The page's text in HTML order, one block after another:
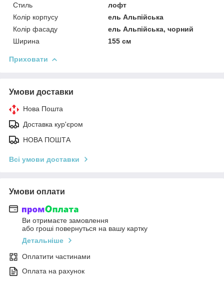
Стиль
лофт
Колір корпусу
ель Альпійська
Колір фасаду
ель Альпійська, чорний
Ширина
155 см
Приховати
Умови доставки
Нова Пошта
Доставка кур'єром
НОВА ПОШТА
Всі умови доставки
Умови оплати
Ви отримаєте замовлення
або гроші повернуться на вашу картку
Детальніше
Оплатити частинами
Оплата на рахунок